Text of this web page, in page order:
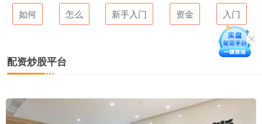
如何 怎么 新手入门 资金 入门
配资炒股平台